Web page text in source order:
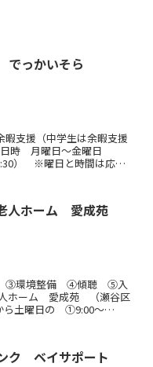
っかいそら
支援（中学生は余暇支援
時 月曜日～金曜日
） ※曜日と時間は応相
人ホーム 愛成苑
③環境整備 ④傾聴 ⑤入
ホーム 愛成苑 （瀬谷区
ら土曜日の ①9:00～
ク ベイサポート